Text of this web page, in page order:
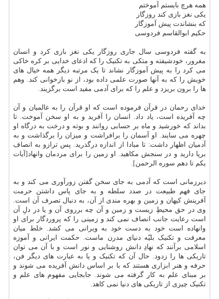
همه هرچ بایستم آموختم
یکی نغز بازی کند روزگار
که بنشاندت پیش آموزگار
حکیم ابوالقاسم فردوسی
به گفته فردوسی سال جاری روزگار یکی نغز بازی کرد و انسان
مغرور، خودشیفته و متکی به تکنیک را که ادعای خدایی بر کره خاکی
می کرد را به پیش آموزگار نشاند تا یک مرتبه دیگر همه خیال های
خویش را که به آنها صورت علمی داده بود، از نو بازخوانی کند. وهم
ها را برون بریزد و علم را که برای آدمی مفید است برگزیند.
خدای رحمان در قرآن فرموده است که او قرآن را به عالمیان و آن
چه آفریده است، یاد داد. انسان را آفرید و به او سخن آموخت. تا
بداند که خورشید و ماه بر حسابی روانند و بوته و درخت به درگاه او
چهره می سایند. او آسمان را برافراشت و میزان را برگذاشت و به
آدمیان اظهار داشت: تا مبادا از اندازه درگذرید. پس ترازو به انصاف
برپا دارید و در سنجش مکاهید. او زمین را برای مردمان وانهاد[آیات
یکم تا دهم سوره الرحمن].
دیرزمانی است که آدمی به جای سخن گفتن زورآوری می کند و به
جای فهم طبیعت در صدد سلطه و به جای پاس داشتن حرمت
آفرینش کیهان و زمین و بهره مندی از آن، به دنبال تصرف آن است.
وی در حق محیطِ زیست و زمین و آن چه برروی آن و یا در دلِ آن
است رعایت جانب انصاف نمی کند و زمینی را که پروردگار برای او
وانهاده است خود به دست خود به ویرانی می کشد. خلط میان
معرفت و تکنیک بلیّه دنیای مدرن ماست. حکمت ایرانی و آموزه
اسلامی برآنند که نهادِ دانش روشنایی و نور است و با آن می توان
تاریکی ها را زدود. حال آن که تکنیک و یا به عبارت های دیگر فن،
حرفه و هنر ابزاری هستند که با بر اساس دانش آفریده می شوند و
بر مبنای علم به کار گرفته می شوند. جابجایی مفهوم های علم و
تکنیک چیزی از تاریکی های دنیا نمی کاهد.